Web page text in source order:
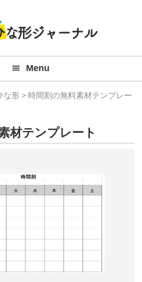
料
テ
プ
ト
『ひ
形
ジ
ャ
Menu
な形 > 時間割の無料素材テンプレー
材テンプレート